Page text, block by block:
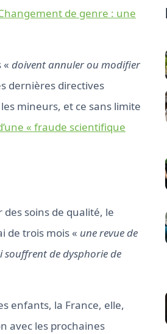
de genre : une
« doivent annuler ou modifier
dernières directives
mineurs, et ce sans limite
« fraude scientifique
soins de qualité, le
de trois mois « une revue de
de dysphorie de
enfants, la France, elle,
avec les prochaines